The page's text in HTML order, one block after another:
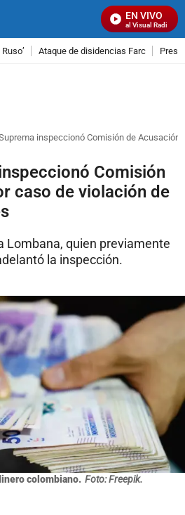
EN VIVO
Señal Visual Radio
Ataque de disidencias Farc
inspeccionó Comisión de
Comisión
caso de violación de
Lombana, quien previamente
la inspección.
colombiano. Foto: Freepik.